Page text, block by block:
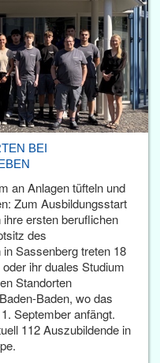
BEI
an Anlagen tüfteln und
Zum Ausbildungsstart
ersten beruflichen
des
Sassenberg treten 18
ihr duales Studium
Standorten
Baden, wo das
September anfängt.
112 Auszubildende in